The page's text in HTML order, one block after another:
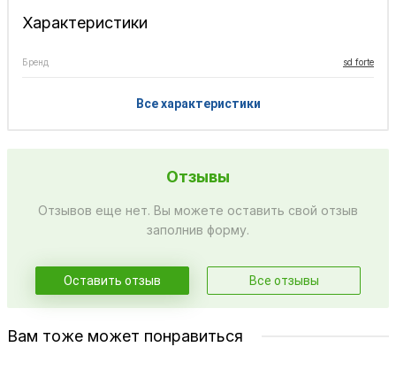
Характеристики
Бренд sd forte
Все характеристики
Отзывы
Отзывов еще нет. Вы можете оставить свой отзыв
заполнив форму.
Оставить отзыв Все отзывы
Вам тоже может понравиться